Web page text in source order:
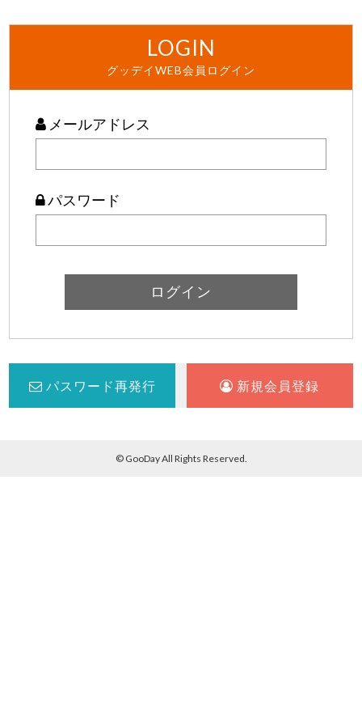
LOGIN
グッデイWEB会員ログイン
メールアドレス
パスワード
パスワード再発行 新規会員登録
© GooDay All Rights Reserved.